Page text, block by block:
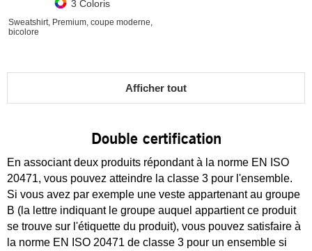
3 Coloris
Sweatshirt, Premium, coupe moderne,
bicolore
Afficher tout
Double certification
En associant deux produits répondant à la norme EN ISO
20471, vous pouvez atteindre la classe 3 pour l'ensemble.
Si vous avez par exemple une veste appartenant au groupe
B (la lettre indiquant le groupe auquel appartient ce produit
se trouve sur l'étiquette du produit), vous pouvez satisfaire à
la norme EN ISO 20471 de classe 3 pour un ensemble si